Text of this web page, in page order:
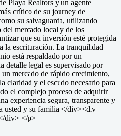
Playa Realtors y un agente
crítico de su journey de
su salvaguarda, utilizando
mercado local y de los
que su inversión esté protegida
la escrituración. La tranquilidad
está respaldado por un
detalle legal es supervisado por
mercado de rápido crecimiento,
claridad y el escudo necesario para
el complejo proceso de adquirir
experiencia segura, transparente y
usted y su familia.</div><div
div> </p>